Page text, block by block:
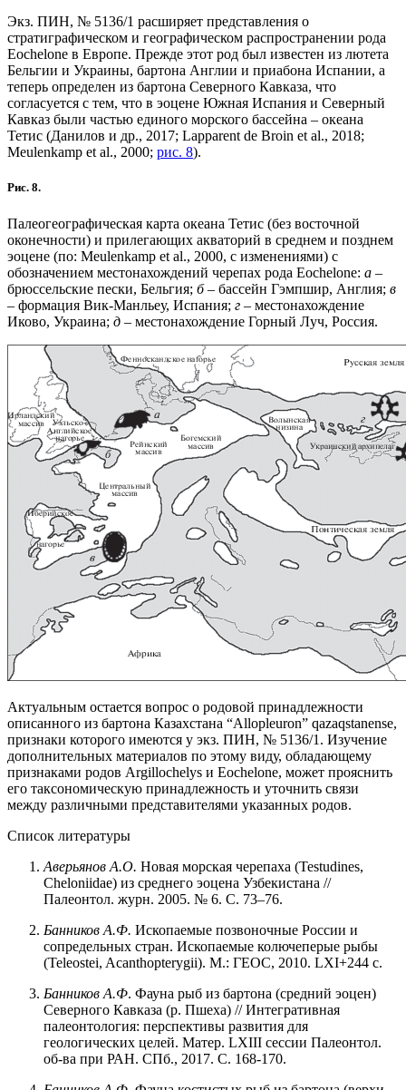
Экз. ПИН, № 5136/1 расширяет представления о
стратиграфическом и географическом распространении рода
Eochelone в Европе. Прежде этот род был известен из лютета
Бельгии и Украины, бартона Англии и приабона Испании, а
теперь определен из бартона Северного Кавказа, что
согласуется с тем, что в эоцене Южная Испания и Северный
Кавказ были частью единого морского бассейна – океана
Тетис (Данилов и др., 2017; Lapparent de Broin et al., 2018;
Meulenkamp et al., 2000; рис. 8).
Рис. 8.
Палеогеографическая карта океана Тетис (без восточной
оконечности) и прилегающих акваторий в среднем и позднем
эоцене (по: Meulenkamp et al., 2000, с изменениями) с
обозначением местонахождений черепах рода Eochelone: а –
брюссельские пески, Бельгия; б– бассейн Гэмпшир, Англия; в
– формация Вик-Манльеу, Испания; г – местонахождение
Иково, Украина; д – местонахождение Горный Луч, Россия.
Актуальным остается вопрос о родовой принадлежности
описанного из бартона Казахстана “Allopleuron” qazaqstanense,
признаки которого имеются у экз. ПИН, № 5136/1. Изучение
дополнительных материалов по этому виду, обладающему
признаками родов Argillochelys и Eochelone, может прояснить
его таксономическую принадлежность и уточнить связи
между различными представителями указанных родов.
Список литературы
Аверьянов А.О. Новая морская черепаха (Testudines,
Cheloniidae) из среднего эоцена Узбекистана //
Палеонтол. журн. 2005. № 6. С. 73–76.
Банников А.Ф. Ископаемые позвоночные России и
сопредельных стран. Ископаемые колючеперые рыбы
(Teleostei, Acanthopterygii). М.: ГЕОС, 2010. LXI+244 с.
Банников А.Ф. Фауна рыб из бартона (средний эоцен)
Северного Кавказа (р. Пшеха) // Интегративная
палеонтология: перспективы развития для
геологических целей. Матер. LXIII сессии Палеонтол.
об-ва при РАН. СПб., 2017. С. 168-170.